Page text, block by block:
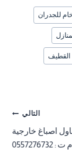
للجدران
القطيف
التالي
اصباغ خارجية
الدمام ت : 0557276732